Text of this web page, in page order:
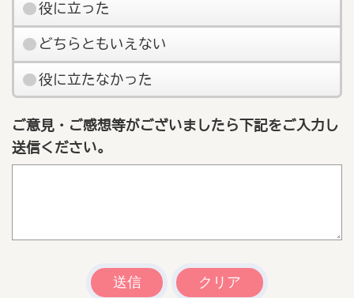
役に立った
どちらともいえない
役に立たなかった
ご意見・ご感想等がございましたら下記をご入力し
送信ください。